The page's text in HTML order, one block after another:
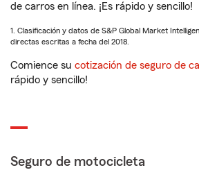
de carros en línea. ¡Es rápido y sencillo!
1. Clasificación y datos de S&P Global Market
directas escritas a fecha del 2018.
Comience su cotización de seguro de
rápido y sencillo!
Seguro de motocicleta